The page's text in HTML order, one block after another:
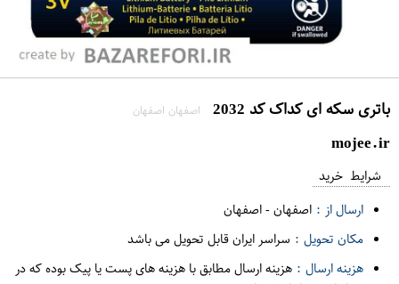
باتری سکه ای کداک کد 2032 اصفهان اصفهان
mojee.ir
شرایط خرید
ارسال از : اصفهان-اصفهان
مکان تحویل : سراسر ایران قابل تحویل می باشد
هزینه ارسال : هزینه ارسال مطابق با هزینه های پست یا پیک بوده که در